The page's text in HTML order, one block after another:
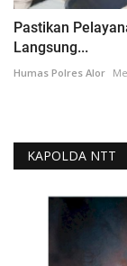
Pastikan
Langsung...
Humas Polres Alor
KAPOLDA NTT